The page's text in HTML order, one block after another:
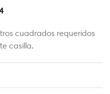
cuadrados requeridos
casilla.